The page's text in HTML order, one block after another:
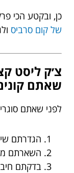
כן, ובקטע הכי
של קום סרביס
שאתם
לפני שאתם
הגדרתם
השארתם